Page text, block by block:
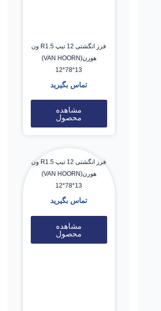
فرز انگشتی 12 تیپ R1.5 ون
هورن(VAN HOORN)
12*78*13
تماس بگیرید
مشاهده
محصول
فرز انگشتی 12 تیپ R1.5 ون
هورن(VAN HOORN)
12*78*13
تماس بگیرید
مشاهده
محصول